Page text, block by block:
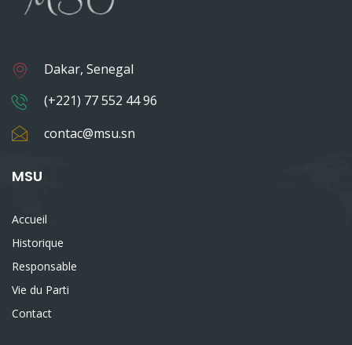
Dakar, Senegal
(+221) 77 552 44 96
contac@msu.sn
MSU
Accueil
Historique
Responsable
Vie du Parti
Contact